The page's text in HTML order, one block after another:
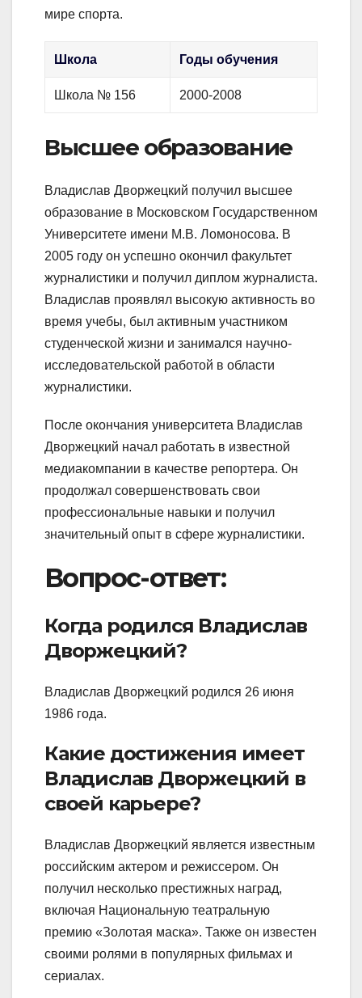
мире спорта.
Школа Годы обучения
Школа № 156 2000-2008
Высшее образование
Владислав Дворжецкий получил высшее
образование в Московском Государственном
Университете имени М.В. Ломоносова. В
2005 году он успешно окончил факультет
журналистики и получил диплом журналиста.
Владислав проявлял высокую активность во
время учебы, был активным участником
студенческой жизни и занимался научно-
исследовательской работой в области
журналистики.
После окончания университета Владислав
Дворжецкий начал работать в известной
медиакомпании в качестве репортера. Он
продолжал совершенствовать свои
профессиональные навыки и получил
значительный опыт в сфере журналистики.
Вопрос-ответ:
Когда родился Владислав
Дворжецкий?
Владислав Дворжецкий родился 26 июня
1986 года.
Какие достижения имеет
Владислав Дворжецкий в
своей карьере?
Владислав Дворжецкий является известным
российским актером и режиссером. Он
получил несколько престижных наград,
включая Национальную театральную
премию «Золотая маска». Также он известен
своими ролями в популярных фильмах и
сериалах.